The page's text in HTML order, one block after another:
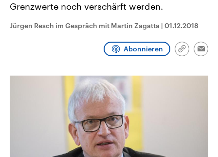
Umfragen, Prognosen,
und Hintergründe zu den Parteien
und Kandidaten der anstehenden
Sendungen Programm Podcasts
Grenzwerte noch verschärft werden.
Jürgen Resch im Gespräch mit Martin Zagatta | 01.12.2018
Abonnieren
Link